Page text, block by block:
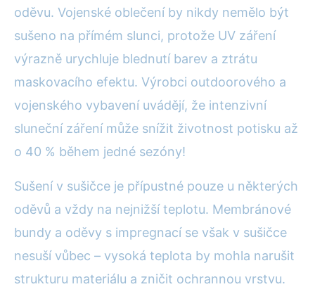
oděvu. Vojenské oblečení by nikdy nemělo být
sušeno na přímém slunci, protože UV záření
výrazně urychluje blednutí barev a ztrátu
maskovacího efektu. Výrobci outdoorového a
vojenského vybavení uvádějí, že intenzivní
sluneční záření může snížit životnost potisku až
o 40 % během jedné sezóny!
Sušení v sušičce je přípustné pouze u některých
oděvů a vždy na nejnižší teplotu. Membránové
bundy a oděvy s impregnací se však v sušičce
nesuší vůbec – vysoká teplota by mohla narušit
strukturu materiálu a zničit ochrannou vrstvu.